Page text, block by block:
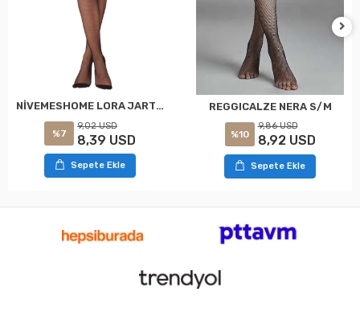
NİVEMESHOME LORA JARTİYER TAKIM ÇORAP STANDART SİYAH DAYMOD
%7
9,02 USD
8,39 USD
Sepete Ekle
REGGICALZE NERA S/M
%10
9,86 USD
8,92 USD
Sepete Ekle